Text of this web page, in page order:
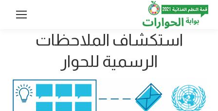
استكشاف الملاحظات
الرسمية للحوار